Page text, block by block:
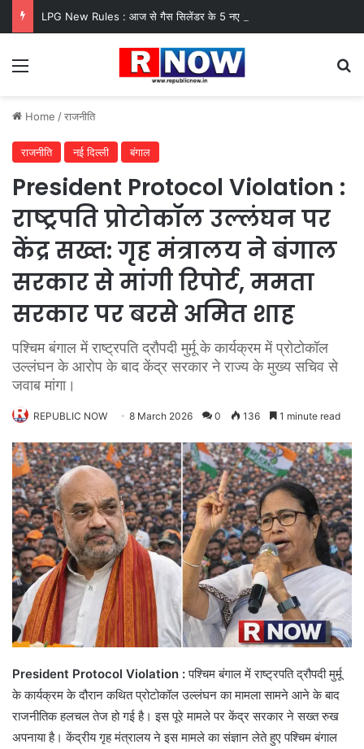
Menu
Home /राजनीति
राजनीति नई दिल्ली बंगाल
President Protocol Violation :
राष्ट्रपति प्रोटोकॉल उल्लंघन पर
केंद्र सख्त: गृह मंत्रालय ने बंगाल
सरकार से मांगी रिपोर्ट, ममता
सरकार पर बरसे अमित शाह
पश्चिम बंगाल में राष्ट्रपति द्रौपदी मुर्मू के कार्यक्रम में प्रोटोकॉल
उल्लंघन के आरोप के बाद केंद्र सरकार ने राज्य के मुख्य सचिव से
जवाब मांगा।
REPUBLIC NOW 8 March 2026 0 136 1 minute read
President Protocol Violation :पश्चिम बंगाल में राष्ट्रपति द्रौपदी मुर्मू
के कार्यक्रम के दौरान कथित प्रोटोकॉल उल्लंघन का मामला सामने आने के बाद
राजनीतिक हलचल तेज हो गई है। इस पूरे मामले पर केंद्र सरकार ने सख्त रुख
अपनाया है। केंद्रीय गृह मंत्रालय ने इस मामले का संज्ञान लेते हुए पश्चिम बंगाल